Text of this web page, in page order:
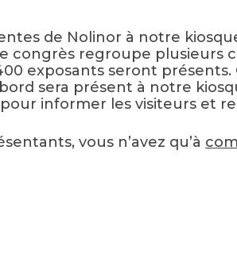
de Nolinor à notre
congrès regroupe plusieurs
exposants seront
sera présent à notre
informer les visiteurs et
vous n’avez qu’à